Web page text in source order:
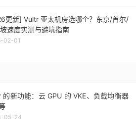
更新] Vultr 亚太机房选哪个？东京/首尔/
速度实测与避坑指南
02-01
的新功能：云 GPU 的 VKE、负载均衡器
05-24